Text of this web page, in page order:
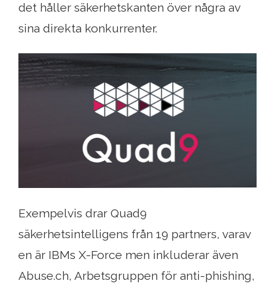
det håller säkerhetskanten över några av
sina direkta konkurrenter.
Exempelvis drar Quad9
säkerhetsintelligens från 19 partners, varav
en är IBMs X-Force men inkluderar även
Abuse.ch, Arbetsgruppen för anti-phishing,